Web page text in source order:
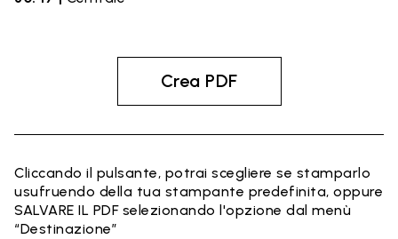
Crea PDF
Cliccando il pulsante, potrai scegliere se stamparlo
usufruendo della tua stampante predefinita, oppure
SALVARE IL PDF selezionando l'opzione dal menù
“Destinazione”